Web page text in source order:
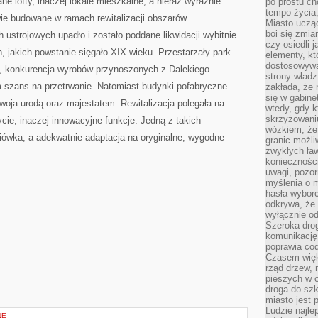
budowane w ramach rewitalizacji obszarów
ustrojowych upadło i zostało poddane likwidacji wybitnie
jakich powstanie sięgało XIX wieku. Przestarzały park
wyrobów przynoszonych z Dalekiego
szans na przetrwanie. Natomiast budynki pofabryczne
urodą oraz majestatem. Rewitalizacja polegała na
inaczej innowacyjne funkcje. Jedną z takich
a adekwatnie adaptacja na oryginalne, wygodne
tempo
Miasto
boi się
czy osiedli
elementy,
strony
zakłada, że
się w
wtedy, gdy
wózkiem,
granic
zwykłych
uwagi,
myślenia o
hasła
odkrywa,
wyłącznie
Szeroka
poprawia
Czasem
rząd drzew,
pieszych w
droga do
miasto jest
Ludzie